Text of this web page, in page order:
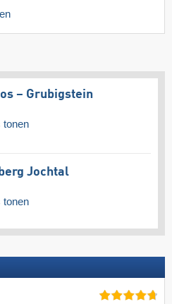
– Grubigstein
Jochtal